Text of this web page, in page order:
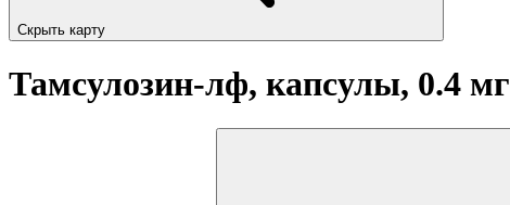
Скрыть карту
Тамсулозин-лф, капсулы, 0.4 мг